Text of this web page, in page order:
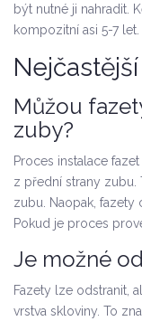
být nutné ji nahradit.
kompozitní asi 5-7 let.
Můžou
zuby?
Proces instalace
z přední strany zubu.
zubu. Naopak,
Pokud je proces
Je možné
Fazety lze odstranit,
vrstva skloviny. To